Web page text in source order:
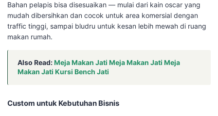
Bahan pelapis bisa disesuaikan — mulai dari kain oscar yang
mudah dibersihkan dan cocok untuk area komersial dengan
traffic tinggi, sampai bludru untuk kesan lebih mewah di ruang
makan rumah.
Also Read:Meja Makan Jati Meja Makan Jati Meja
Makan Jati Kursi Bench Jati
Custom untuk Kebutuhan Bisnis